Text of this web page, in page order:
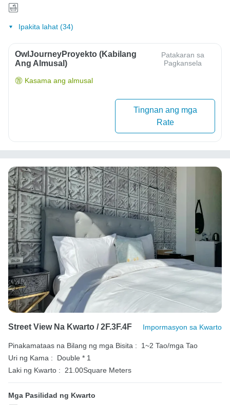
Ipakita lahat (34)
OwlJourneyProyekto (Kabilang
Ang Almusal)
Patakaran sa
Pagkansela
Kasama ang almusal
Tingnan ang mga
Rate
Street View Na Kwarto / 2F.3F.4F Impormasyon sa Kwarto
Pinakamataas na Bilang ng mga Bisita :
1~2 Tao/mga Tao
Uri ng Kama :
Double * 1
Laki ng Kwarto : 21.00Square Meters
Mga Pasilidad ng Kwarto